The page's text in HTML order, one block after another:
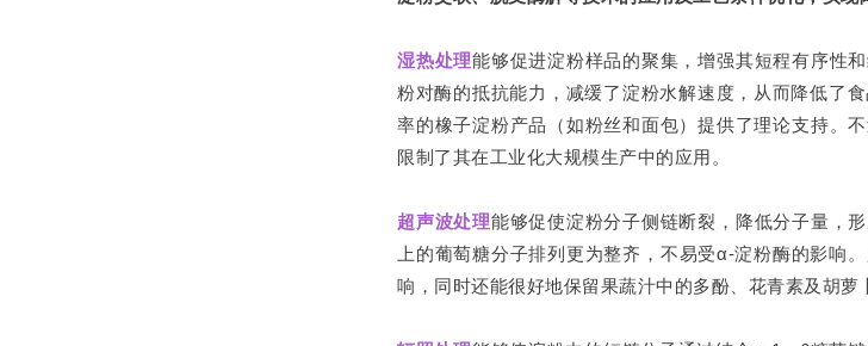
湿热处理能够促进淀粉样品的聚集，增强其短程有序性
粉对酶的抵抗能力，减缓了淀粉水解速度，从而降低了
率的橡子淀粉产品（如粉丝和面包）提供了理论支持。
限制了其在工业化大规模生产中的应用。
超声波处理能够促使淀粉分子侧链断裂，降低分子量，
上的葡萄糖分子排列更为整齐，不易受α-淀粉酶的影响
响，同时还能很好地保留果蔬汁中的多酚、花青素及胡